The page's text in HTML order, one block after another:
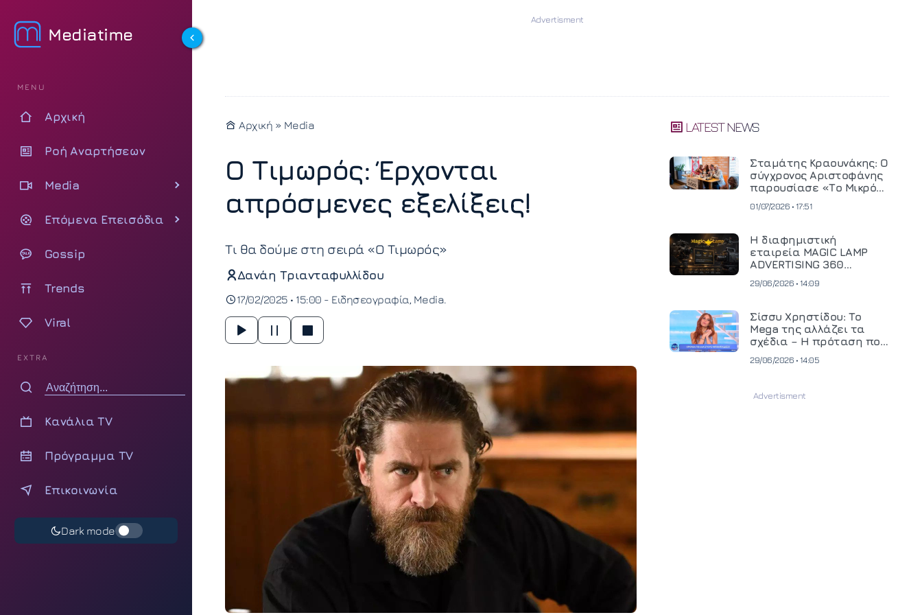
Mediatime
MENU
Αρχική
Ροή Αναρτήσεων
Media
Επόμενα Επεισόδια
Gossip
Trends
Viral
EXTRA
Κανάλια TV
Πρόγραμμα TV
Επικοινωνία
Dark mode
Αρχική » Media
Ο Τιμωρός: Έρχονται
απρόσμενες εξελίξεις!
Τι θα δούμε στη σειρά «Ο Τιμωρός»
Δανάη Τριανταφυλλίδου
17/02/2025 • 15:00 - Ειδησεογραφία Media
LATEST NEWS
Σταμάτης Κραουνάκης: Ο
σύγχρονος Αριστοφάνης
παρουσίασε «Το Μικρό
01/07/2026 • 17:51
Η διαφημιστική
εταιρεία MAGIC LAMP
ADVERTISING 360
κινηματογραφική
και ανεβάζει τον πήχη
στην παραγωγή
οπτικοακουστικού
περιεχομένου
29/06/2026 • 14:09
Σίσσυ Χρηστίδου: Το
Mega της αλλάζει τα
σχέδια – Η πρόταση που
29/06/2026 • 14:05